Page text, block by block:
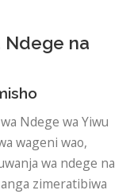
Ndege na
Ndege wa Yiwu
wageni wao,
wa ndege na
zimeratibiwa